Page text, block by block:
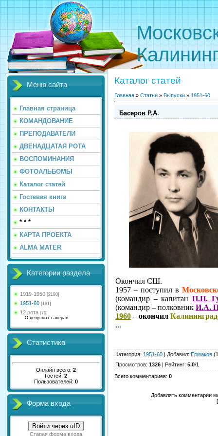
Меню сайта
Главная страница
КОМАНДОВАНИЕ
ПРЕПОДАВАТЕЛИ
ДВЕНАДЦАТАЯ РОТА
ВОСПОМИНАНИЯ
ФОТОАЛЬБОМЫ
Каталог статей
Гостевая книга
КОНТАКТЫ
* * *
КАРТА ПРОЕКТА
ALMA MATER
Категории раздела
1919-1950 [2180]
1951-60 [191]
12 рота [70]
О девушках-саперах
Статистика
Онлайн всего: 2
Гостей: 2
Пользователей: 0
Форма входа
Войти через uID
Старая форма входа
Каталог статей
Главная » Статьи » Выпуски » 1951-60
Басеров Р.А.
Окончил СШ.
1957 – поступил в
(командир – капитан П.П.
(командир – полковник И.А.
1960– окончил
...
Категория: 1951-60 | Добавил: Ермаков
Просмотров: 1326 | Рейтинг: 5.0/1
Всего комментариев: 0
Добавлять комментарии